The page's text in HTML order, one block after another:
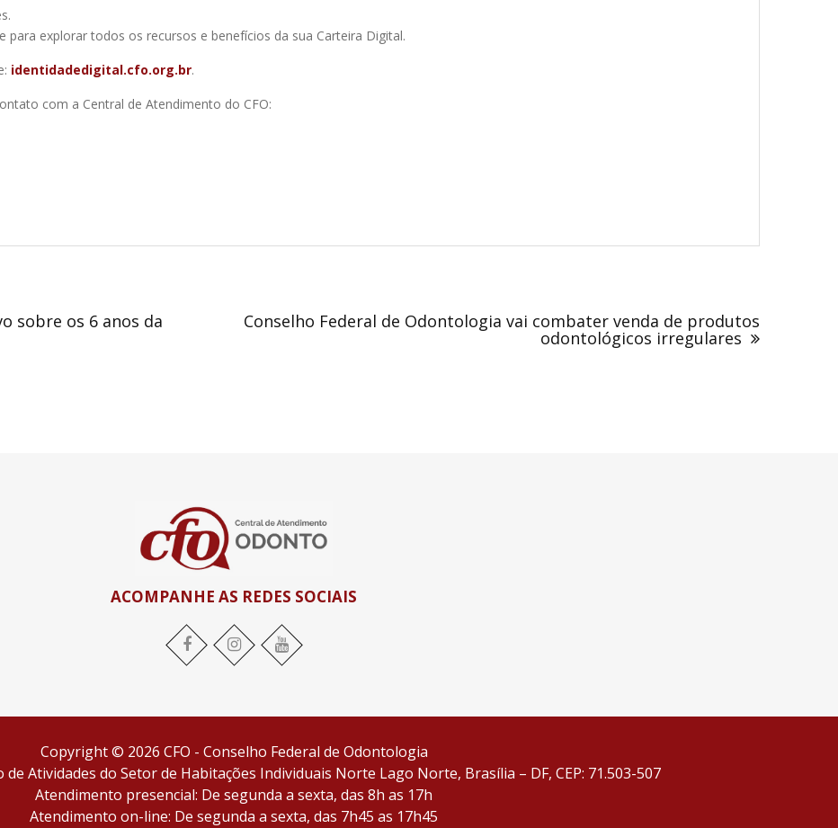
para explorar todos os recursos e benefícios da sua Carteira Digital.
identidadedigital.cfo.org.br.
com a Central de Atendimento do CFO:
sobre os 6 anos da
Conselho Federal de Odontologia vai combater venda de produtos
odontológicos irregulares
ACOMPANHE AS REDES SOCIAIS
Facebook Instagram YouTube
Copyright © 2026 CFO - Conselho Federal de Odontologia
de Atividades do Setor de Habitações Individuais Norte Lago Norte, Brasília – DF, CEP: 71.503-507
Atendimento presencial: De segunda a sexta, das 8h as 17h
Atendimento on-line: De segunda a sexta, das 7h45 as 17h45